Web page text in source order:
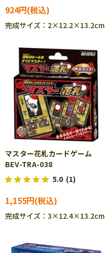
924円
完成サイズ：2×12.2×13.2cm
マスター花札カードゲーム
BEV-TRA-038
5.0 (1)
1,155円
完成サイズ：3×12.4×13.2cm